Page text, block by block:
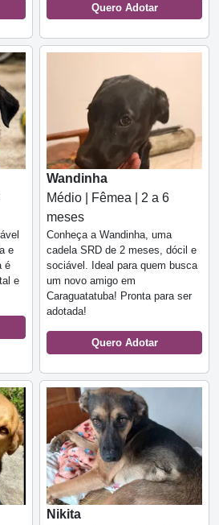
Quero Adotar
e
é
e
Wandinha
Médio | Fêmea | 2 a 6
meses
Conheça a Wandinha, uma
cadela SRD de 2 meses, dócil e
sociável. Ideal para quem busca
um novo amigo em
Caraguatatuba! Pronta para ser
adotada!
Quero Adotar
Nikita